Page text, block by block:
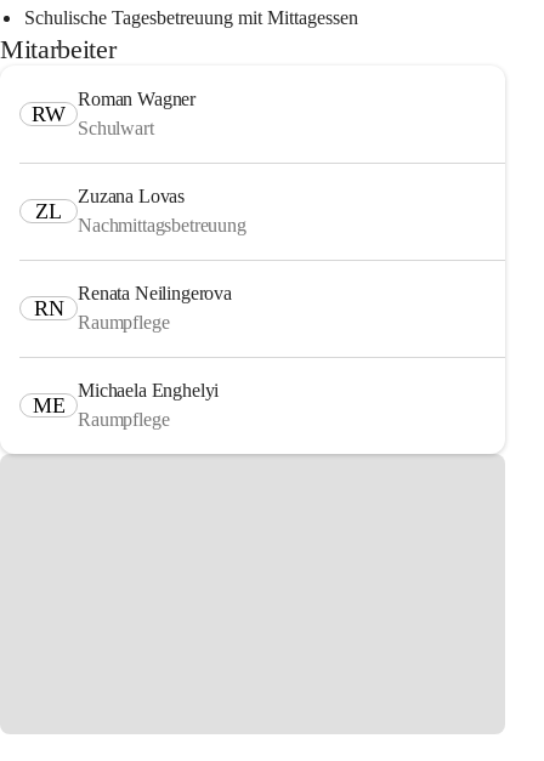
Schulische Tagesbetreuung mit Mittagessen
Mitarbeiter
RW
Roman Wagner
Schulwart
ZL
Zuzana Lovas
Nachmittagsbetreuung
RN
Renata Neilingerova
Raumpflege
ME
Michaela Enghelyi
Raumpflege